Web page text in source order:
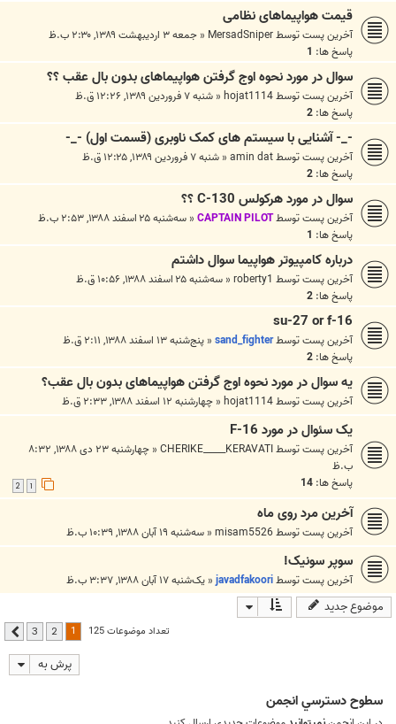
قیمت هواپیماهای نظامی
آخرین پست توسطMersadSniper
« جمعه ۳ اردیبهشت ۱۳۸۹, ۲:۳۰ ب.ظ
پاسخ ها: 1
سوال در مورد نحوه اوج گرفتن هواپیماهای بدون بال عقب ؟؟
آخرین پست توسطhojat1114
« شنبه ۷ فروردین ۱۳۸۹, ۱۲:۲۶ ق.ظ
پاسخ ها: 2
-_- آشنایی با سیستم های کمک ناوبری (قسمت اول) -_-
آخرین پست توسطamin dat
« شنبه ۷ فروردین ۱۳۸۹, ۱۲:۲۵ ق.ظ
پاسخ ها: 2
سوال در مورد هرکولس C-130 ؟؟
آخرین پست توسطCAPTAIN PILOT
« سه‌شنبه ۲۵ اسفند ۱۳۸۸, ۲:۵۳ ب.ظ
پاسخ ها: 1
درباره کامپیوتر هواپیما سوال داشتم
آخرین پست توسطroberty1
« سه‌شنبه ۲۵ اسفند ۱۳۸۸, ۱۰:۵۶ ق.ظ
پاسخ ها: 2
su-27 or f-16
آخرین پست توسطsand_fighter
« پنج‌شنبه ۱۳ اسفند ۱۳۸۸, ۲:۱۱ ق.ظ
پاسخ ها: 2
یه سوال در مورد نحوه اوج گرفتن هواپیماهای بدون بال عقب؟
آخرین پست توسطhojat1114
« چهارشنبه ۱۲ اسفند ۱۳۸۸, ۲:۳۳ ق.ظ
يک سئوال در مورد F-16
آخرین پست توسطCHERIKE_____KERAVATI
«
چهارشنبه ۲۳ دی ۱۳۸۸, ۸:۳۲
ب.ظ
پاسخ ها: 14
آخرین مرد روی ماه
آخرین پست توسطmisam5526
« سه‌شنبه ۱۹ آبان ۱۳۸۸, ۱۰:۳۹ ب.ظ
سوپر سونیک!
آخرین پست توسطjavadfakoori
« یک‌شنبه ۱۷ آبان ۱۳۸۸, ۳:۳۷ ب.ظ
موضوع جدید
تعداد موضوعات 125 2
3 بعدی
پرش به
سطوح دسترسي انجمن